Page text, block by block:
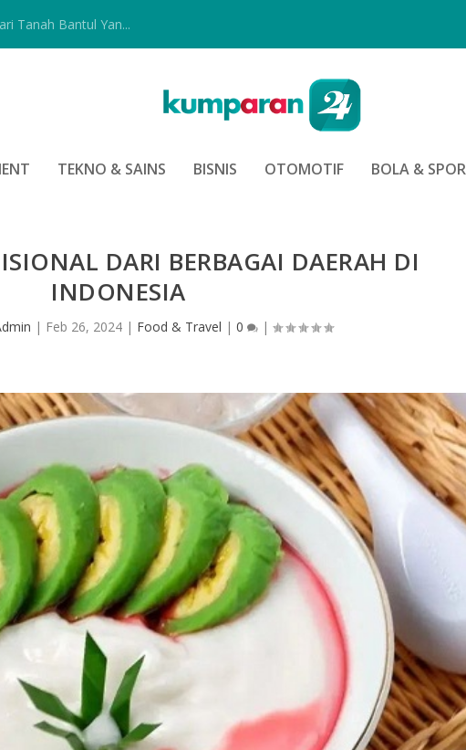
Tanah Bantul Yan...
TEKNO & SAINS BISNIS OTOMOTIF BOLA &
DARI BERBAGAI DAERAH DI
INDONESIA
| Feb 26, 2024| Food & Travel | 0 |